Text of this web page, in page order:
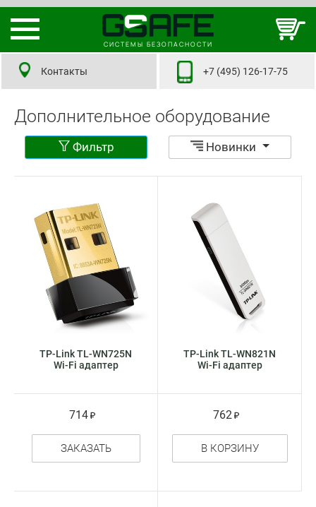
СИСТЕМЫ БЕЗОПАСНОСТИ
Контакты +7 (495) 126-17-75
Дополнительное оборудование
Фильтр Новинки
TP-Link TL-WN725N
Wi-Fi адаптер
714
ЗАКАЗАТЬ
TP-Link TL-WN821N
Wi-Fi адаптер
762
В КОРЗИНУ